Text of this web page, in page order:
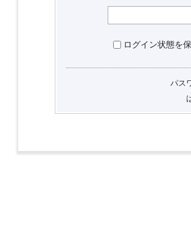
ログイン状態を
パス